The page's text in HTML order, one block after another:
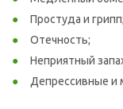
Простуда и грипп;
Отечность;
Неприятный
Депрессивные и